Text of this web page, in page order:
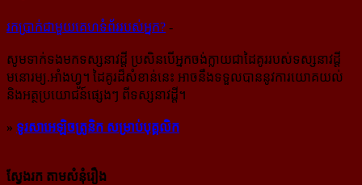
រក​​ប្រាក់​​ជា​​មួយ​​គេហទំព័រ​​របស់​​អ្នក? -
សូម​ទាក់ទង​មក​ទស្សនាវដ្ដី ប្រសិន​បើ​អ្នក​ចង់​ក្លាយ​ជា​ដៃគូរ​របស់​ទស្សនាវដ្ដី​
មនោរម្យ.អាំងហ្វូ។ ដៃ​គូរ​ដ៏​សំខាន់​នេះ អាច​នឹង​ទទួល​បាន​នូវ​ការ​យោគយល់
និង​អត្ថ​ប្រយោជន៍​ផ្សេងៗ ពីទស្សនាវដ្ដី។
» ទូរសាអេឡិចត្រូនិក សម្រាប់បុគ្គលិក
ស្វែងរក តាមសំនុំរឿង